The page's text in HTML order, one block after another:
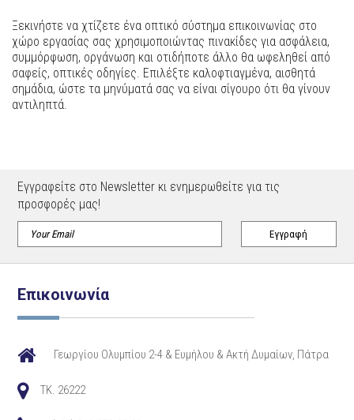
Ξεκινήστε να χτίζετε ένα οπτικό σύστημα επικοινωνίας στο
χώρο εργασίας σας χρησιμοποιώντας πινακίδες για ασφάλεια,
συμμόρφωση, οργάνωση και οτιδήποτε άλλο θα ωφεληθεί από
σαφείς, οπτικές οδηγίες. Επιλέξτε καλοφτιαγμένα, αισθητά
σημάδια, ώστε τα μηνύματά σας να είναι σίγουρο ότι θα γίνουν
αντιληπτά.
Εγγραφείτε στο Newsletter κι ενημερωθείτε για τις
προσφορές μας!
Επικοινωνία
Γεωργίου Ολυμπίου 2-4 & Ευμήλου & Ακτή Δυμαίων, Πάτρα
TK. 26222